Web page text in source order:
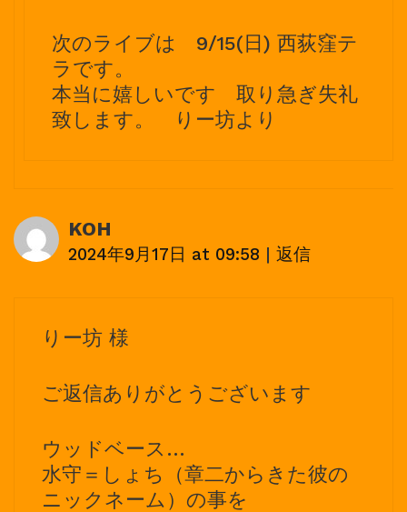
次のライブは 9/15(日) 西荻窪テ
ラです。
本当に嬉しいです 取り急ぎ失礼
致します。 りー坊より
KOH
2024年9月17日 at 09:58 返信
りー坊 様
ご返信ありがとうございます
ウッドベース…
水守＝しょち（章二からきた彼の
ニックネーム）の事を